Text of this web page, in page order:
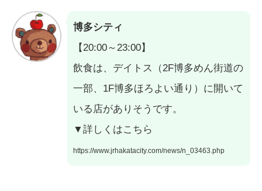
博多シティ
【20:00～23:00】
飲食は、デイトス（2F博多めん街道の
一部、1F博多ほろよい通り）に開いて
いる店がありそうです。
▼詳しくはこちら
https://www.jrhakatacity.com/news/n_03463.php